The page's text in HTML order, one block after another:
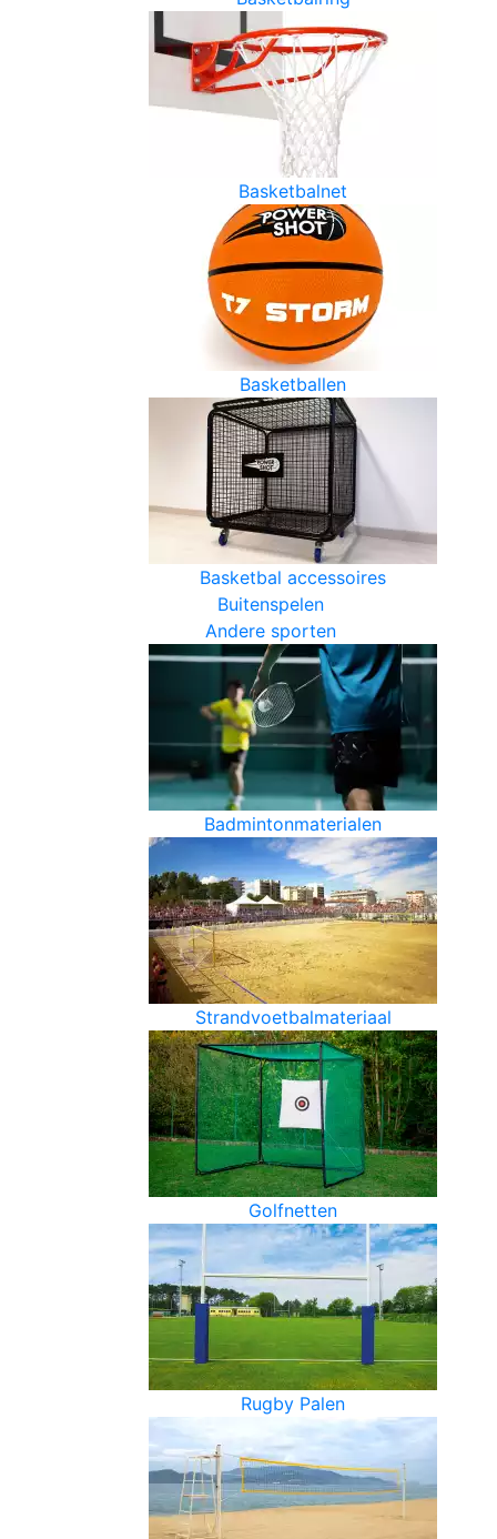
Basketbalnet
Basketballen
Basketbal accessoires
Buitenspelen
Andere sporten
Badmintonmaterialen
Strandvoetbalmateriaal
Golfnetten
Rugby Palen